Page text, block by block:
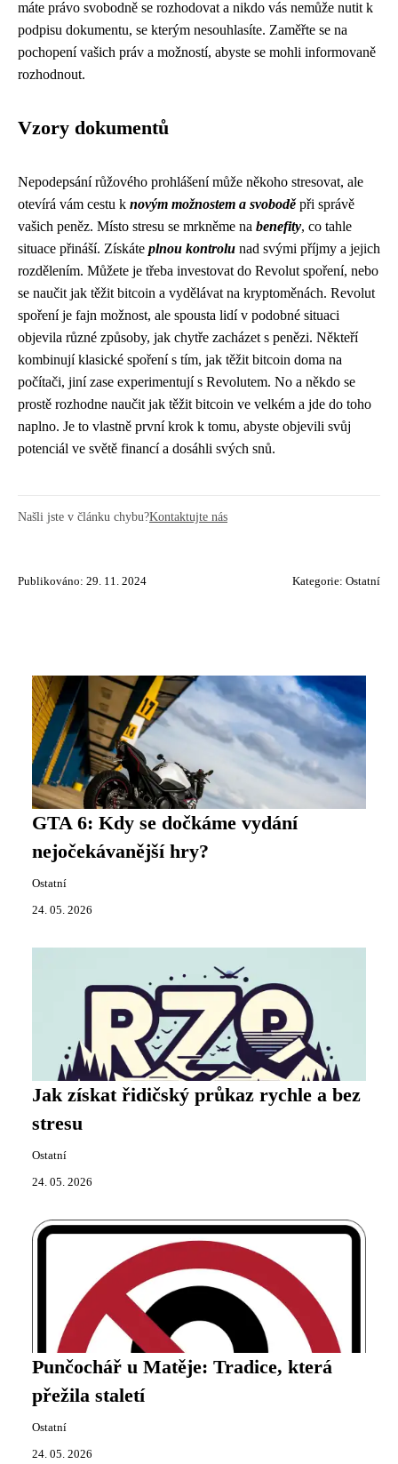
máte právo svobodně se rozhodovat a nikdo vás nemůže nutit k
podpisu dokumentu, se kterým nesouhlasíte. Zaměřte se na
pochopení vašich práv a možností, abyste se mohli informovaně
rozhodnout.
Vzory dokumentů
Nepodepsání růžového prohlášení může někoho stresovat, ale
otevírá vám cestu k novým možnostem a svoboděpři správě
vašich peněz. Místo stresu se mrkněme na benefity, co tahle
situace přináší. Získáte plnou kontrolu nad svými příjmy a jejich
rozdělením. Můžete je třeba investovat do Revolut spoření, nebo
se naučit jak těžit bitcoin a vydělávat na kryptoměnách. Revolut
spoření je fajn možnost, ale spousta lidí v podobné situaci
objevila různé způsoby, jak chytře zacházet s penězi. Někteří
kombinují klasické spoření s tím, jak těžit bitcoin doma na
počítači, jiní zase experimentují s Revolutem. No a někdo se
prostě rozhodne naučit jak těžit bitcoin ve velkém a jde do toho
naplno. Je to vlastně první krok k tomu, abyste objevili svůj
potenciál ve světě financí a dosáhli svých snů.
Našli jste v článku chybu?Kontaktujte nás
Publikováno: 29. 11. 2024 Kategorie: Ostatní
GTA 6: Kdy se dočkáme vydání
nejočekávanější hry?
Ostatní
24. 05. 2026
Jak získat řidičský průkaz rychle a bez
stresu
Ostatní
24. 05. 2026
Punčochář u Matěje: Tradice, která
přežila staletí
Ostatní
24. 05. 2026